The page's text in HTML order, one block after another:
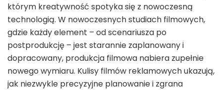
którym kreatywność spotyka się z nowoczesną
technologią. W nowoczesnych studiach filmowych,
gdzie każdy element – od scenariusza po
postprodukcję – jest starannie zaplanowany i
dopracowany, produkcja filmowa nabiera zupełnie
nowego wymiaru. Kulisy filmów reklamowych ukazują,
jak niezwykle precyzyjne planowanie i zgrana